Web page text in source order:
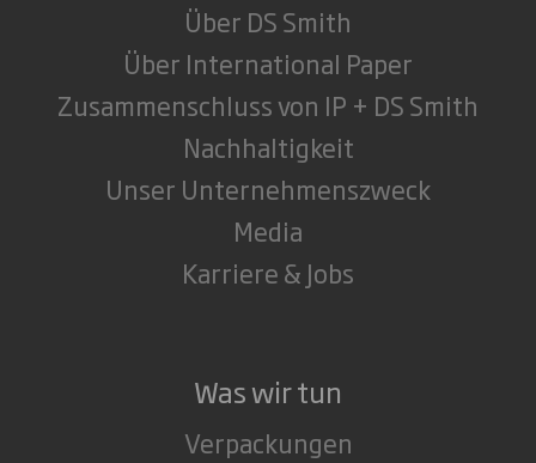
Über DS Smith
Über International Paper
Zusammenschluss von IP + DS Smith
Nachhaltigkeit
Unser Unternehmenszweck
Media
Karriere & Jobs
Was wir tun
Verpackungen